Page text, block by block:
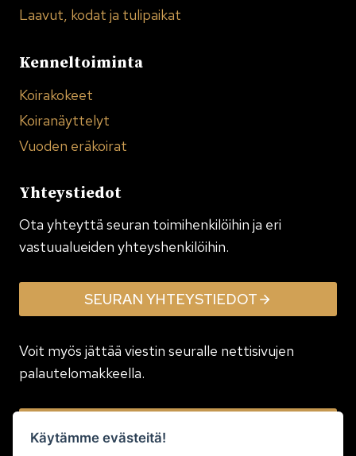
Laavut, kodat ja tulipaikat
Kenneltoiminta
Koirakokeet
Koiranäyttelyt
Vuoden eräkoirat
Yhteystiedot
Ota yhteyttä seuran toimi­henkilöihin ja eri
vastuualueiden yhteyshenkilöihin.
SEURAN YHTEYSTIEDOT
Voit myös jättää viestin seuralle nettisivujen
palautelomakkeella.
Käytämme evästeitä!